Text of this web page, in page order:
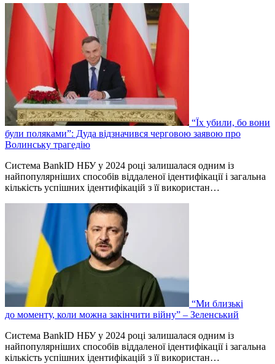
“Їх убили, бо вони
були поляками”: Дуда відзначився черговою заявою про
Волинську трагедію
Система BankID НБУ у 2024 році залишалася одним із
найпопулярніших способів віддаленої ідентифікації і загальна
кількість успішних ідентифікацій з її використан…
“Ми близькі
до моменту, коли можна закінчити війну” – Зеленський
Система BankID НБУ у 2024 році залишалася одним із
найпопулярніших способів віддаленої ідентифікації і загальна
кількість успішних ідентифікацій з її використан…